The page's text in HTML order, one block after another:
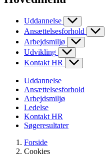
Uddannelse
Ansættelsesforhold
Arbejdsmiljø
Udvikling
Kontakt HR
Uddannelse
Ansættelsesforhold
Arbejdsmiljø
Ledelse
Kontakt HR
Søgeresultater
Forside
Cookies